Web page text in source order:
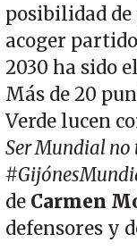
posibilidad
acoger
2030 ha sido
Más de 20
Verde lucen
Ser Mundial no
de Carmen
defensores y